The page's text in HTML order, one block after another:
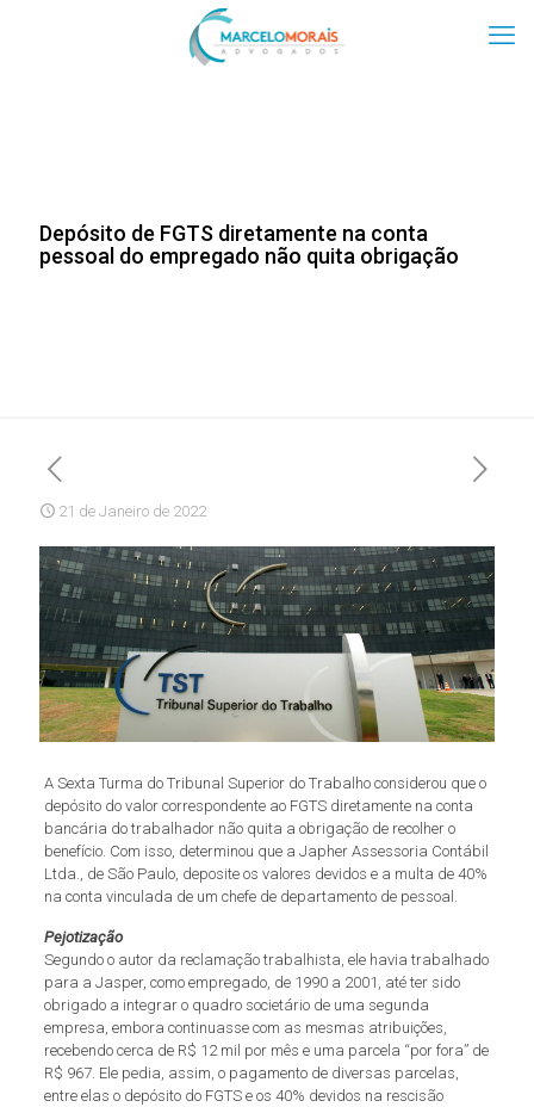
Depósito de FGTS diretamente na conta
pessoal do empregado não quita obrigação
21 de Janeiro de 2022
A Sexta Turma do Tribunal Superior do Trabalho considerou que o
depósito do valor correspondente ao FGTS diretamente na conta
bancária do trabalhador não quita a obrigação de recolher o
benefício. Com isso, determinou que a Japher Assessoria Contábil
Ltda., de São Paulo, deposite os valores devidos e a multa de 40%
na conta vinculada de um chefe de departamento de pessoal.
Pejotização
Segundo o autor da reclamação trabalhista, ele havia trabalhado
para a Jasper, como empregado, de 1990 a 2001, até ter sido
obrigado a integrar o quadro societário de uma segunda
empresa, embora continuasse com as mesmas atribuições,
recebendo cerca de R$ 12 mil por mês e uma parcela “por fora” de
R$ 967. Ele pedia, assim, o pagamento de diversas parcelas,
entre elas o depósito do FGTS e os 40% devidos na rescisão